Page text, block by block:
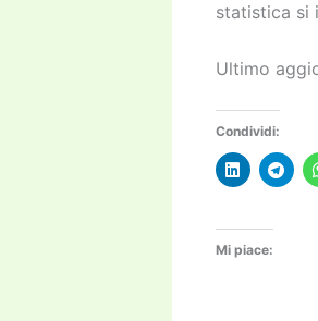
statistica si
Ultimo
Condividi:
Mi piace: